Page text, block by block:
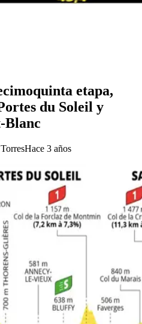
etapa,
du Soleil y
Blanc
Hace 3 años